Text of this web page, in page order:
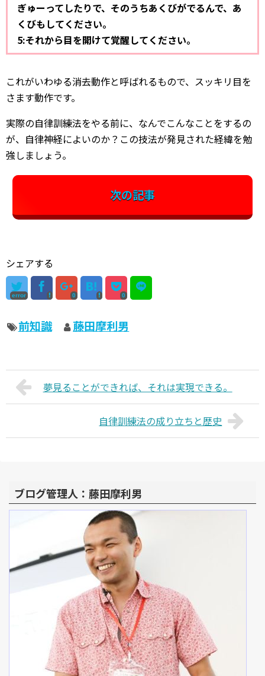
ぎゅーってしたりで、そのうちあくびがでるんで、あ
くびもしてください。
5:それから目を開けて覚醒してください。
これがいわゆる消去動作と呼ばれるもので、スッキリ目を
さます動作です。
実際の自律訓練法をやる前に、なんでこんなことをするの
が、自律神経によいのか？この技法が発見された経緯を勉
強しましょう。
次の記事
シェアする
error 0 0
前知識 藤田摩利男
夢見ることができれば、それは実現できる。
自律訓練法の成り立ちと歴史
ブログ管理人：藤田摩利男